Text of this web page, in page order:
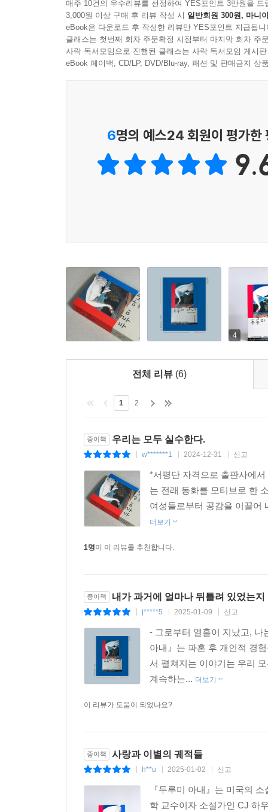
에세이는 그 현실의 한 원형에 가깝다. 지금 이 순
위해 많은 것을 포기하고 있을 것이다. 훌륭한
수는 없다.
― 「옮긴이의 말」 중에서
욕망하는 것을 포기하는 여자(「두루미 아내」
제시하고, 그런 선택의 밑바닥에 있는 〈마음〉
자아에 관한 우아한 걸작〉이라 평했다. 여성
포장마차에 마주 앉아 밤새도록 이야기를 들으
애매한 시작과 실패한 관계도 소중하다는 걸 아
하지만 마침내는 자신이 유일한 사랑이라 여겼던
(……) 무엇보다 그는 쉽게 잊기 힘들고 미워하기
매주 10건의 우수리뷰를 선정하여 YES포인트 3만원을 드
3,000원 이상 구매 후 리뷰 작성 시 일반회원 300원, 마니
eBook은 다운로드 후 작성한 리뷰만 YES포인트 지급됩니
클래스는 첫번째 회차 주문확정 시점부터 마지막 회차 주
사락 독서모임으로 진행된 클래스는 사락 독서모임 게시
eBook 페이백, CD/LP, DVD/Blu-ray, 패션 및 판매금지 상
6명의 예스24 회원이 평가한
4
전체 리뷰 (6)
1 2
종이책 우리는 모두 실수한다.
w*******1 2024-12-31 신고
*서평단 자격으로 출판사에
는 전래 동화를 모티브로 한
여성들로부터 공감을 이끌어
더보기
1명이 이 리뷰를 추천합니다.
종이책 내가 과거에 얼마나 뒤틀려 있었는
j*****5 2025-01-09 신고
- 그로부터 열흘이 지났고, 나
아내』는 파혼 후 개인적 경
서 펼쳐지는 이야기는 우리
계속하는... 더보기
이 리뷰가 도움이 되었나요?
종이책 사랑과 이별의 궤적들
h**u 2025-01-02 신고
『두루미 아내』는 미국의
학 교수이자 소설가인 CJ 하